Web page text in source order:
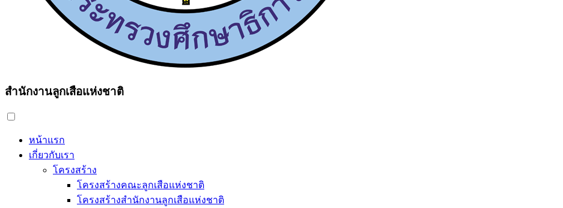
สำนักงานลูกเสือแห่งชาติ
หน้าแรก
เกี่ยวกับเรา
โครงสร้าง
โครงสร้างคณะลูกเสือแห่งชาติ
โครงสร้างสำนักงานลูกเสือแห่งชาติ